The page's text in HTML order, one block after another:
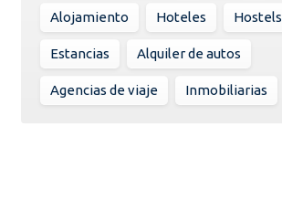
Alojamiento Hoteles Hostels
Estancias Alquiler de autos
Agencias de viaje Inmobiliarias